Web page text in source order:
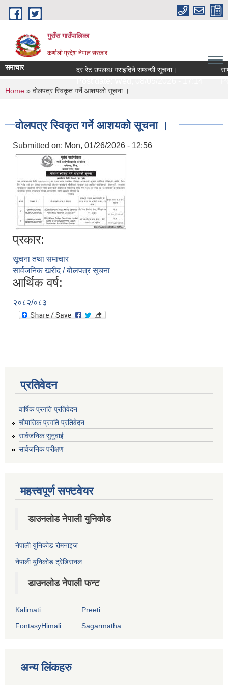
Skip to main content
गुराँस गाउँपालिका
कर्णाली प्रदेश नेपाल सरकार
समाचार दर रेट उपलब्ध गराइदिने सम्बन्धी सूचना।
You are here
Home » वोलपत्र स्विकृत गर्ने आशयको सूचना ।
वोलपत्र स्विकृत गर्ने आशयको सूचना ।
Submitted on: Mon, 01/26/2026 - 12:56
प्रकार:
सूचना तथा समाचार
सार्वजनिक खरीद / बोलपत्र सूचना
आर्थिक वर्ष:
२०८२/०८३
प्रतिवेदन
वार्षिक प्रगति प्रतिवेदन
चौमासिक प्रगति प्रतिवेदन
सार्वजनिक सुनुवाई
सार्वजनिक परीक्षण
महत्त्वपूर्ण सफ्टवेयर
डाउनलोड नेपाली युनिकोड
नेपाली युनिकोड रोमनाइज
नेपाली युनिकोड ट्रेडिसनल
डाउनलोड नेपाली फन्ट
Kalimati
Preeti
FontasyHimali
Sagarmatha
अन्य लिंकहरु